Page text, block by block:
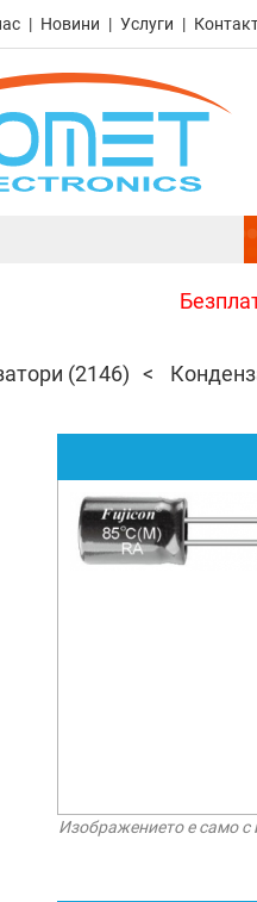
Новини Услуги
(2146)
Изображението е само с